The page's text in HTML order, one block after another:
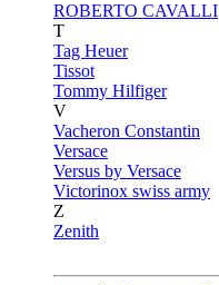
ROBERTO CAVALLI
T
Tag Heuer
Tissot
Tommy Hilfiger
V
Vacheron Constantin
Versace
Versus by Versace
Victorinox swiss army
Z
Zenith